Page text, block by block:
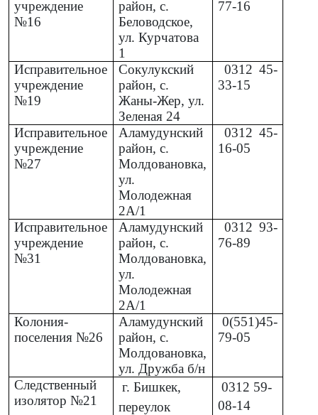
учреждение
№16
район, с.
Беловодское,
ул. Курчатова
1
77-16
Исправительное
учреждение
№19
Сокулукский
район, с.
Жаны-Жер, ул.
Зеленая 24
0312 45-
33-15
Исправительное
учреждение
№27
Аламудунский
район, с.
Молдовановка,
ул.
Молодежная
2А/1
0312 45-
16-05
Исправительное
учреждение
№31
Аламудунский
район, с.
Молдовановка,
ул.
Молодежная
2А/1
0312 93-
76-89
Колония-
поселения №26
Аламудунский
район, с.
Молдовановка,
ул. Дружба б/н
0(551)45-
79-05
Следственный
изолятор №21
г. Бишкек,
переулок
0312 59-
08-14